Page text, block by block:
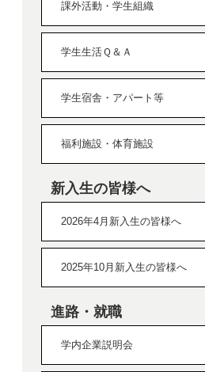
課外活動・学生組織
学生生活Ｑ＆Ａ
学生宿舎・アパート等
福利施設・体育施設
新入生の皆様へ
2026年4月新入生の皆様へ
2025年10月新入生の皆様へ
進路・就職
学内企業説明会